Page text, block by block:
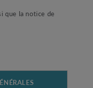
que la notice de